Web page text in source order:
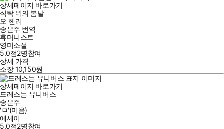
상세페이지 바로가기
식탁 위의 봄날
오 헨리
송은주 번역
휴머니스트
영미소설
5.0점2명참여
상세 가격
소장10,150원
상세페이지 바로가기
드레스는 유니버스
송은주
'ㅁ'(미음)
에세이
5.0점2명참여